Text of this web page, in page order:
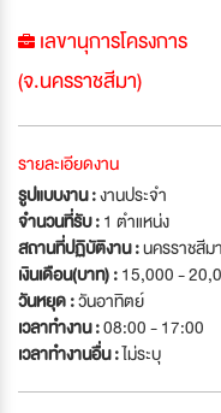
เลขานุการโครงการ
(จ.นครราชสีมา)
รายละเอียดงาน
รูปแบบงาน :งานประจำ
จำนวนที่รับ :1 ตำแหน่ง
สถานที่ปฏิบัติงาน :นครราชสีม
เงินเดือน(บาท) :15,000 -
วันหยุด :วันอาทิตย์
เวลาทำงาน :08:00 - 17:00
เวลาทำงานอื่น :ไม่ระบุ